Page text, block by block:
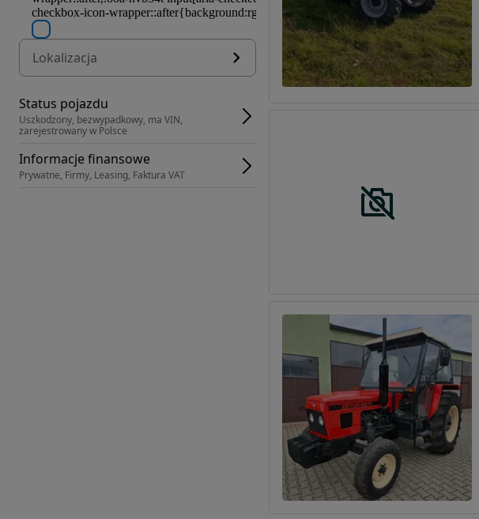
Lokalizacja
Status pojazdu
Uszkodzony, bezwypadkowy, ma VIN,
zarejestrowany w Polsce
Informacje finansowe
Prywatne, Firmy, Leasing, Faktura VAT